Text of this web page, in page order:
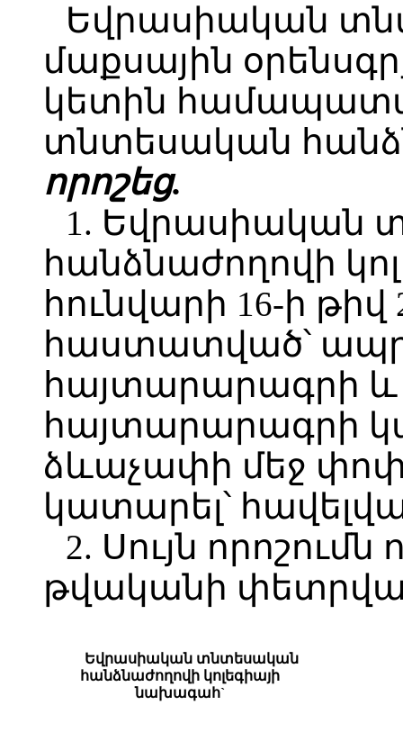
Եվրասիական
մաքսային
կետին
տնտեսական
որոշեց.
1. Եվրասիական
հանձնաժողովի
հունվարի 16-ի թիվ
հաստատված՝
հայտարարագրի
հայտարարագրի
ձևաչափի մեջ
կատարել՝
2. Սույն որոշումն
թվականի
Եվրասիական տնտեսական
հանձնաժողովի կոլեգիայի
նախագահ`